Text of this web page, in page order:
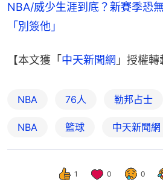
NBA/威少生涯到底？新賽季恐
「別簽他」
【本文獲「 中天新聞網 」授權轉
NBA 76人 勒邦占士
NBA 籃球 中天新聞網
1 0 0